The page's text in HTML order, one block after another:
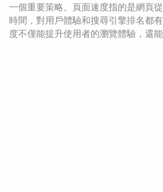
一個重要策略。頁面速度指的是網頁
時間，對用戶體驗和搜尋引擎排名都
度不僅能提升使用者的瀏覽體驗，還能